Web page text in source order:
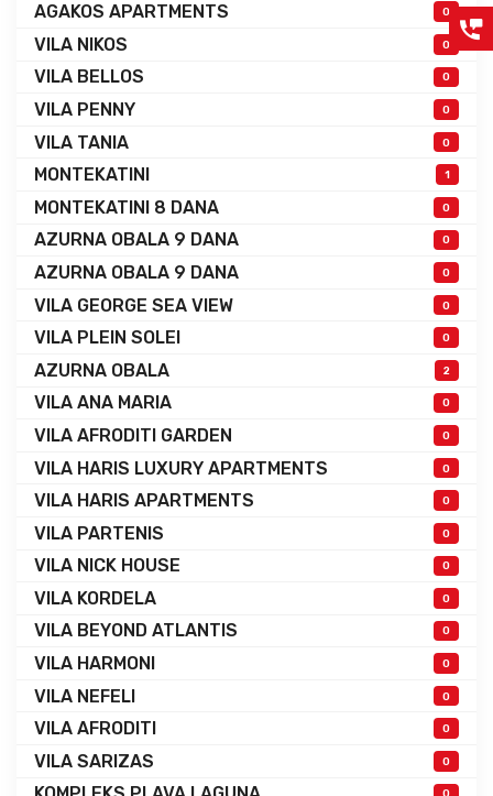
AGAKOS APARTMENTS 0
VILA NIKOS 0
VILA BELLOS 0
VILA PENNY 0
VILA TANIA 0
MONTEKATINI 1
MONTEKATINI 8 DANA 0
AZURNA OBALA 9 DANA 0
AZURNA OBALA 9 DANA 0
VILA GEORGE SEA VIEW 0
VILA PLEIN SOLEI 0
AZURNA OBALA 2
VILA ANA MARIA 0
VILA AFRODITI GARDEN 0
VILA HARIS LUXURY APARTMENTS 0
VILA HARIS APARTMENTS 0
VILA PARTENIS 0
VILA NICK HOUSE 0
VILA KORDELA 0
VILA BEYOND ATLANTIS 0
VILA HARMONI 0
VILA NEFELI 0
VILA AFRODITI 0
VILA SARIZAS 0